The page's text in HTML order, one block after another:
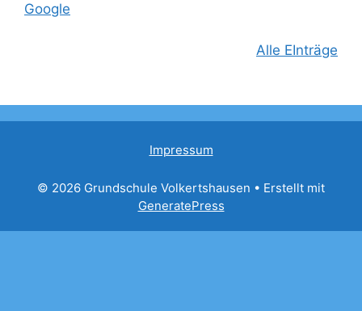
Google
Alle EInträge
Impressum
© 2026 Grundschule Volkertshausen • Erstellt mit
GeneratePress